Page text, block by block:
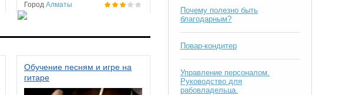
Город Алматы
Обучение песням и игре на
гитаре
Почему полезно быть
благодарным?
Повар-кондитер
Управление персоналом.
Руководство для
рабовладельца.